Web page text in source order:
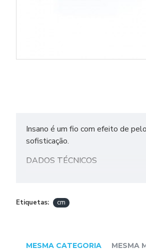
Insano é um fio com efeito de
sofisticação.
DADOS TÉCNICOS
Metragem: 120m
Etiquetas: cm
MESMA CATEGORIA MESMA